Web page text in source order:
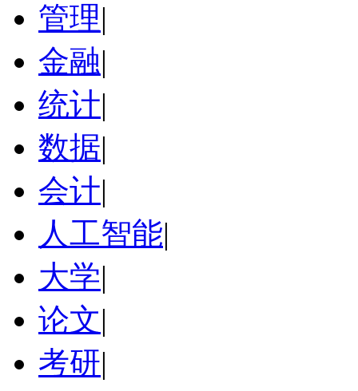
管理|
金融|
统计|
数据|
会计|
人工智能|
大学|
论文|
考研|